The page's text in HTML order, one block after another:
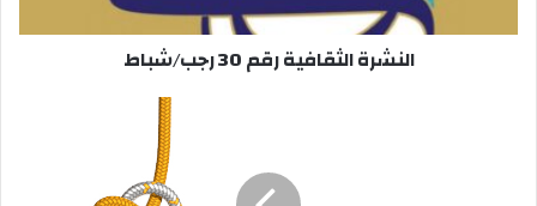
النشرة الثقافية رقم 30 رجب/شباط